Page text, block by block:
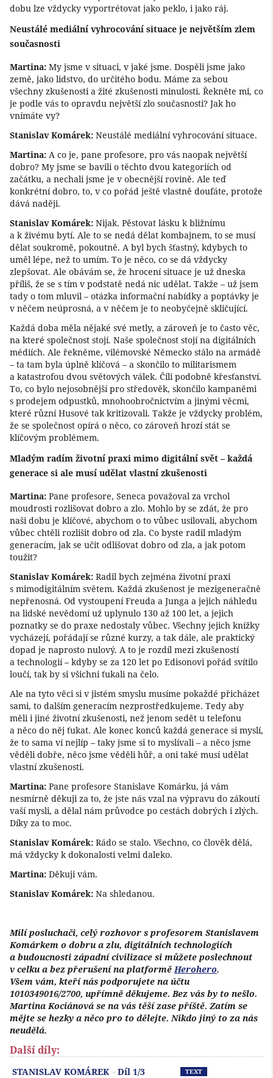
dobu lze vždycky vyportrétovat jako peklo, i jako ráj.
Neustálé mediální vyhrocování situace je největším zlem
současnosti
Martina: My jsme v situaci, v jaké jsme. Dospěli jsme jako
země, jako lidstvo, do určitého bodu. Máme za sebou
všechny zkušenosti a žité zkušenosti minulosti. Řekněte mi, co
je podle vás to opravdu největší zlo současnosti? Jak ho
vnímáte vy?
Stanislav Komárek: Neustálé mediální vyhrocování situace.
Martina: A co je, pane profesore, pro vás naopak největší
dobro? My jsme se bavili o těchto dvou kategoriích od
začátku, a nechali jsme je v obecnější rovině. Ale teď
konkrétní dobro, to, v co pořád ještě vlastně doufáte, protože
dává naději.
Stanislav Komárek: Nijak. Pěstovat lásku k bližnímu
a k živému bytí. Ale to se nedá dělat kombajnem, to se musí
dělat soukromě, pokoutně. A byl bych šťastný, kdybych to
uměl lépe, než to umím. To je něco, co se dá vždycky
zlepšovat. Ale obávám se, že hrocení situace je už dneska
příliš, že se s tím v podstatě nedá nic udělat. Takže – už jsem
tady o tom mluvil – otázka informační nabídky a poptávky je
v něčem neúprosná, a v něčem je to neobyčejně skličující.
Každá doba měla nějaké své metly, a zároveň je to často věc,
na které společnost stojí. Naše společnost stojí na digitálních
médiích. Ale řekněme, vilémovské Německo stálo na armádě
– ta tam byla úplně klíčová – a skončilo to militarismem
a katastrofou dvou světových válek. Čili podobně křesťanství.
To, co bylo nejosobnější pro středověk, skončilo kampaněmi
s prodejem odpustků, mnohoobročnictvím a jinými věcmi,
které různí Husové tak kritizovali. Takže je vždycky problém,
že se společnost opírá o něco, co zároveň hrozí stát se
klíčovým problémem.
Mladým radím životní praxi mimo digitální svět – každá
generace si ale musí udělat vlastní zkušenosti
Martina: Pane profesore, Seneca považoval za vrchol
moudrosti rozlišovat dobro a zlo. Mohlo by se zdát, že pro
naši dobu je klíčové, abychom o to vůbec usilovali, abychom
vůbec chtěli rozlišit dobro od zla. Co byste radil mladým
generacím, jak se učit odlišovat dobro od zla, a jak potom
toužit?
Stanislav Komárek: Radil bych zejména životní praxi
s mimodigitálním světem. Každá zkušenost je mezigeneračně
nepřenosná. Od vystoupení Freuda a Junga a jejich náhledu
na lidské nevědomí už uplynulo 130 až 100 let, a jejich
poznatky se do praxe nedostaly vůbec. Všechny jejich knížky
vycházejí, pořádají se různé kurzy, a tak dále, ale praktický
dopad je naprosto nulový. A to je rozdíl mezi zkušeností
a technologií – kdyby se za 120 let po Edisonovi pořád svítilo
loučí, tak by si všichni ťukali na čelo.
Ale na tyto věci si v jistém smyslu musíme pokaždé přicházet
sami, to dalším generacím nezprostředkujeme. Tedy aby
měli i jiné životní zkušenosti, než jenom sedět u telefonu
a něco do něj ťukat. Ale konec konců každá generace si myslí,
že to sama ví nejlíp – taky jsme si to myslívali – a něco jsme
věděli dobře, něco jsme věděli hůř, a oni také musí udělat
vlastní zkušenosti.
Martina: Pane profesore Stanislave Komárku, já vám
nesmírně děkuji za to, že jste nás vzal na výpravu do zákoutí
vaší mysli, a dělal nám průvodce po cestách dobrých i zlých.
Díky za to moc.
Stanislav Komárek: Rádo se stalo. Všechno, co člověk dělá,
má vždycky k dokonalosti velmi daleko.
Martina: Děkuji vám.
Stanislav Komárek: Na shledanou.
Milí posluchači, celý rozhovor s profesorem Stanislavem
Komárkem o dobru a zlu, digitálních technologiích
a budoucnosti západní civilizace si můžete poslechnout
v celku a bez přerušení na platforměHerohero.
Všem vám, kteří nás podporujete na účtu
1010349016/2700, upřímně děkujeme. Bez vás by to nešlo.
Martina Kociánová se na vás těší zase příště. Zatím se
mějte se hezky a něco pro to dělejte. Nikdo jiný to za nás
neudělá.
Další díly:
STANISLAV KOMÁREK Díl 1/3 TEXT